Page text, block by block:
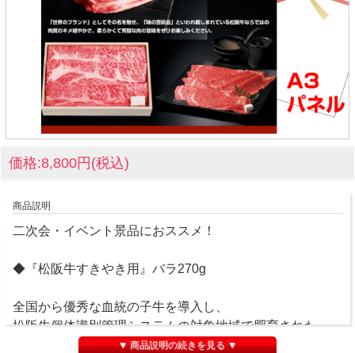
価格:8,800円(税込)
商品説明
二次会・イベント景品におススメ！
◆『松阪牛すきやき用』バラ270g
全国から優秀な血統の子牛を導入し、
松阪牛個体識別管理システムの対象地域で肥育された、
未経産の黒毛和種の雌牛を『松阪牛』と呼んでいます。
▼ 商品説明の続きを見る ▼